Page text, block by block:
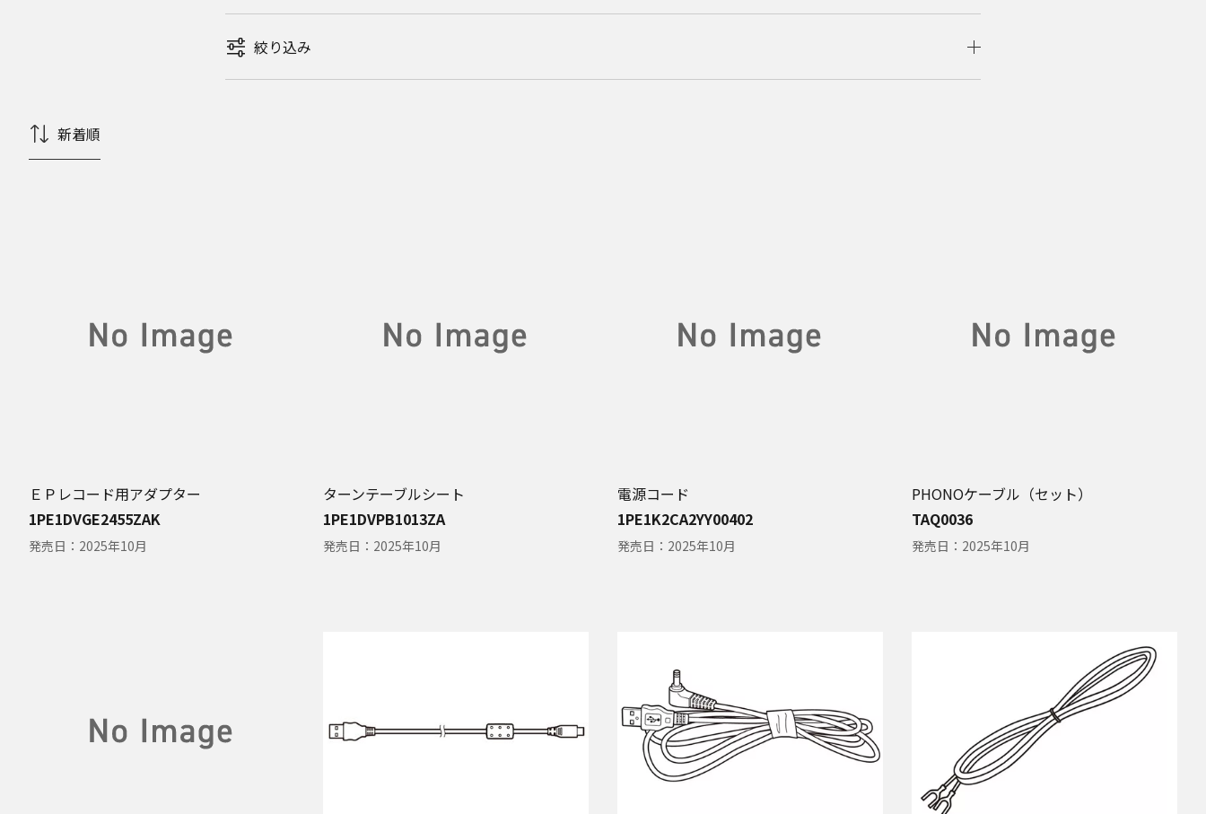
絞り込み
新着順
ＥＰレコード用アダプター
1PE1DVGE2455ZAK
発売日： 2025年10月
ターンテーブルシート
1PE1DVPB1013ZA
発売日： 2025年10月
電源コード
1PE1K2CA2YY00402
発売日： 2025年10月
PHONOケーブル（セット）
TAQ0036
発売日： 2025年10月